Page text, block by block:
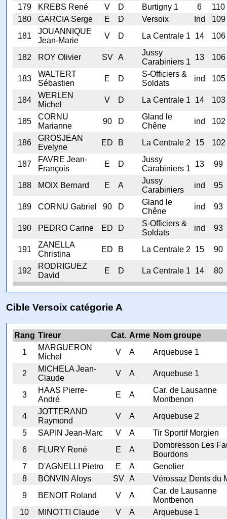
179
KREBS René V D Burtigny 1 6
110
180
GARCIA Serge E D Versoix Ind
109
181
JOUANNIQUE
Jean-Marie
V D La Centrale 1 14 106
182 ROY Olivier SV A
Jussy
Carabiniers 1
13 106
183
WALTERT
Sébastien
E D
S-Officiers &
Soldats
ind 105
184
WERLEN
Michel
V D La Centrale 1 14 103
185
CORNU
Marianne
90 D
Gland le
Chêne
ind 102
186
GROSJEAN
Evelyne
ED B La Centrale 2 15 102
187
FAVRE Jean-
François
E D
Jussy
Carabiniers 1
13 99
188 MOIX Bernard E A
Jussy
Carabiniers
ind 95
189 CORNU Gabriel 90 D
Gland le
Chêne
ind 93
190 PEDRO Carine ED D
S-Officiers &
Soldats
ind 93
191
ZANELLA
Christina
ED B La Centrale 2 15 90
192
RODRIGUEZ
David
E D La Centrale 1 14 80
Cible Versoix catégorie A
Rang Tireur Cat. Arme Nom groupe
1
MARGUERON
Michel
V A Arquebuse 1
2
MICHELA Jean-
Claude
V A Arquebuse 1
3
HAAS Pierre-
André
E A
Car. de Lausanne
Montbenon
4
JOTTERAND
Raymond
V A
Arquebuse 2
5
SAPIN Jean-Marc V A
Tir Sportif Morgien
6
FLURY René E A
Dombresson Les
Bourdons
7
D'AGNELLI Pietro E A
Genolier
8
BONVIN Aloys SV A
Vérossaz Dents du
9
BENOIT Roland V A
Car. de Lausanne
Montbenon
10
MINOTTI Claude V A
Arquebuse 1